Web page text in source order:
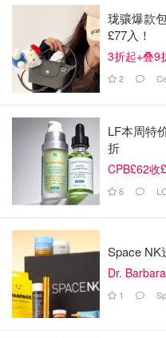
热浪虽爽，海浪却狠。从“
海滩度假正在被“艾琳”改
须放在第一位。别让一个
斯内尔最后划重点提醒：“
初务必随时刷新我们官网
协会（RNLI）的信息也千
记！”
如果你喜欢我们的文章记得
珑骧爆款
£77入！
3折起+叠9
2
LF本周特
折
CPB£62收
6
Space NK
Dr.
50ml香水
1